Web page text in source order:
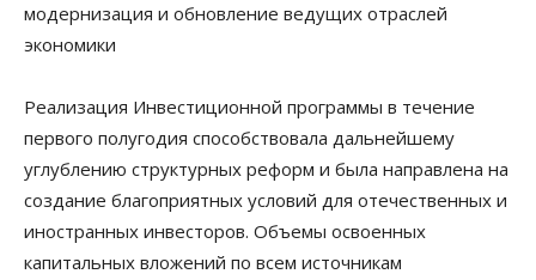
модернизация и обновление ведущих отраслей
экономики
Реализация Инвестиционной программы в течение
первого полугодия способствовала дальнейшему
углублению структурных реформ и была направлена на
создание благоприятных условий для отечественных и
иностранных инвесторов. Объемы освоенных
капитальных вложений по всем источникам